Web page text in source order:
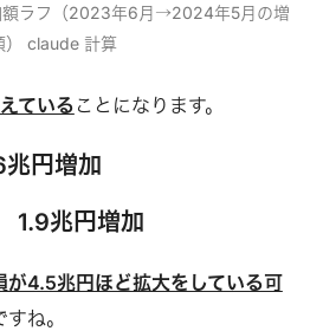
額ラフ（2023年6月→2024年5月の増
） claude 計算
ている ことになります。
兆円増加
1.9兆円増加
が4.5兆円ほど拡大をしている可
ね。